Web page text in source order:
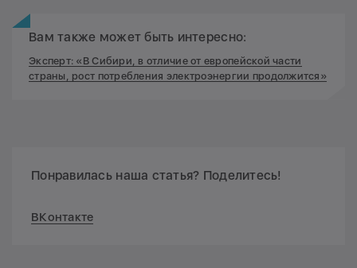
Вам также может быть интересно:
Эксперт: «В Сибири, в отличие от европейской части
страны, рост потребления электроэнергии продолжится»
Понравилась наша статья? Поделитесь!
ВКонтакте